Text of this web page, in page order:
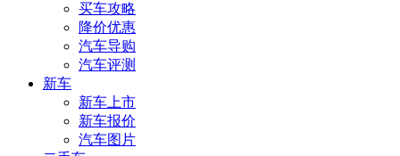
买车攻略
降价优惠
汽车导购
汽车评测
新车
新车上市
新车报价
汽车图片